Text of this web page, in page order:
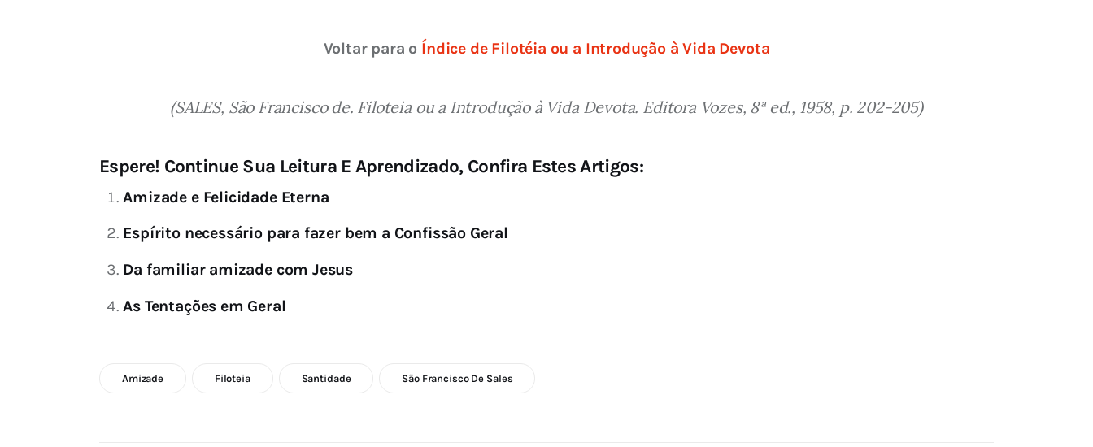
Voltar para o Índice de Filotéia ou a Introdução à Vida Devota
(SALES, São Francisco de. Filoteia ou a Introdução à Vida Devota. Editora Vozes, 8ª ed., 1958, p. 202-205)
Espere! Continue Sua Leitura E Aprendizado, Confira Estes Artigos:
Amizade e Felicidade Eterna
Espírito necessário para fazer bem a Confissão Geral
Da familiar amizade com Jesus
As Tentações em Geral
Amizade Filoteia Santidade São Francisco De Sales